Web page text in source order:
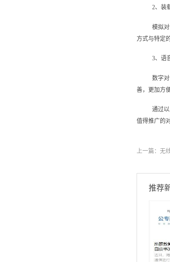
2、装
模拟
方式与特定
3、语
数字
善，更加方便
通过
值得推广的
上一篇： 无
推荐